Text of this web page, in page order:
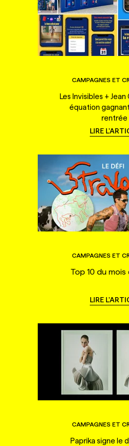
CAMPAGNES ET
Les Invisibles +
équation
rentrée
LIRE
CAMPAGNES ET
Top 10 du mois
LIRE
CAMPAGNES ET
Paprika signe le